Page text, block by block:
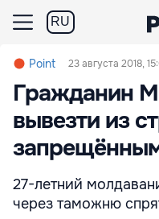
RU
Point 23 августа 2018,
Гражданин
вывезти из
27-летний
через таможню